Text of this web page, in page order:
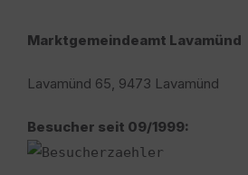
Marktgemeindeamt Lavamünd
Lavamünd 65, 9473 Lavamünd
Besucher seit 09/1999: